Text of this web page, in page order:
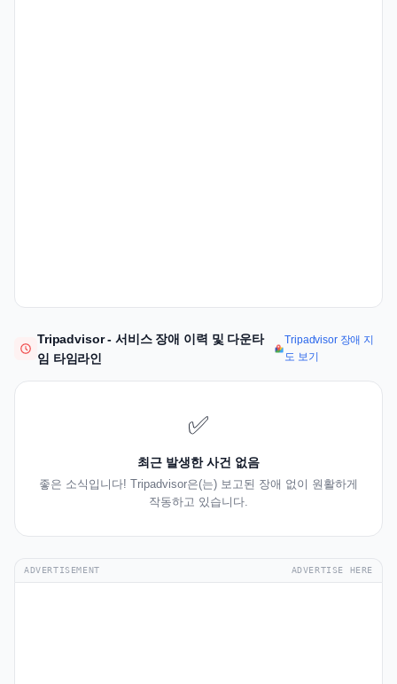
Tripadvisor - 서비스 장애 이력 및 다운타
임 타임라인
Tripadvisor 장애 지
도 보기
✅
최근 발생한 사건 없음
좋은 소식입니다! Tripadvisor은(는) 보고된 장애 없이 원활하게
작동하고 있습니다.
ADVERTISEMENT ADVERTISE HERE